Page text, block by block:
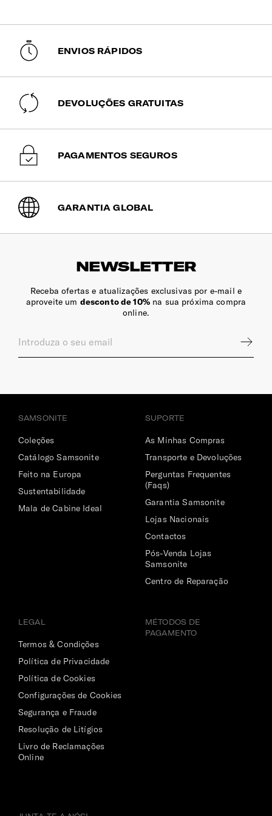
encomenda será expedida via aérea e tem
dias úteis.
ENVIOS RÁPIDOS
DEVOLUÇÕES GRATUITAS
PAGAMENTOS SEGUROS
GARANTIA GLOBAL
NEWSLETTER
Receba ofertas e atualizações exclusivas por e-mail e
aproveite um desconto de 10%na sua próxima compra
online.
SAMSONITE
Coleções
Catálogo Samsonite
Feito na Europa
Sustentabilidade
Mala de Cabine Ideal
SUPORTE
As Minhas Compras
Transporte e Devoluções
Perguntas Frequentes
(Faqs)
Garantia Samsonite
Lojas Nacionais
Contactos
Pós-Venda Lojas
Samsonite
Centro de Reparação
LEGAL
Termos & Condições
Política de Privacidade
Política de Cookies
Configurações de Cookies
Segurança e Fraude
Resolução de Litígios
Livro de Reclamações
Online
MÉTODOS DE
PAGAMENTO